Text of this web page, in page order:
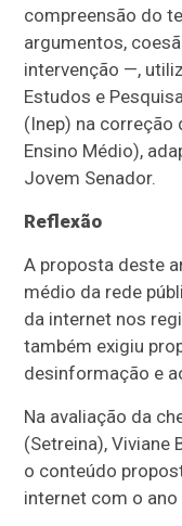
compreensão do
argumentos,
intervenção —,
Estudos e
(Inep) na correção
Ensino Médio),
Jovem Senador.
Reflexão
A proposta deste
médio da rede
da internet nos
também exigiu
desinformação e
Na avaliação da
(Setreina), Viviane
o conteúdo
internet com o